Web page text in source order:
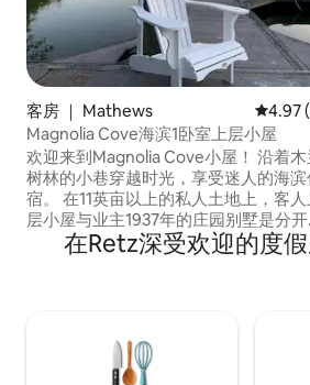
客房 ｜ Mathews 平均评
4.97
Magnolia Cove海滨1卧室上层小屋
欢迎来到Magnolia Cove小屋！ 沿着木兰
树林的小巷穿越时光，享受迷人的海滨
宿。 在11英亩以上的私人土地上，客人上
层小屋与业主1937年的庄园别墅是分开
Creek享受皮划艇，在私人码头附近
离当地海滩仅几分钟路程。
在Retz深受欢迎的度